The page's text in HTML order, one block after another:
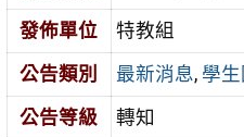
發佈單位
特教組
公告類別
最新消息, 學
公告等級
轉知